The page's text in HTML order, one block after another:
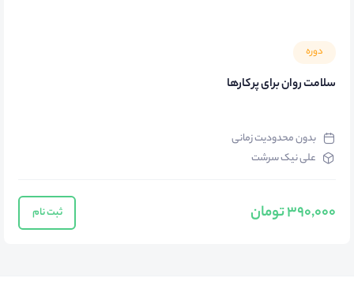
دوره
سلامت روان برای پر کارها
بدون محدودیت زمانی
علی نیک سرشت
390,000 تومان ثبت نام